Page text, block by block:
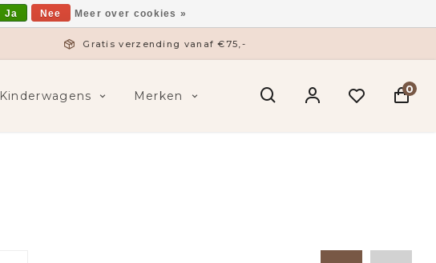
Fysieke winkel in ’s-Hertogenbosch
Kinderwagens Merken 0
Ja Nee Meer over cookies »